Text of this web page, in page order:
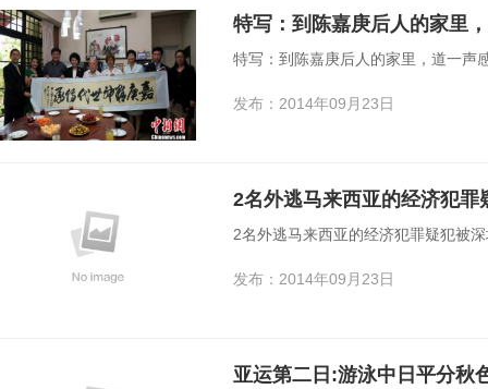
特写：到陈嘉庚后人的家里
特写：到陈嘉庚后人的家里，道一声
发布：2014年09月23日
2名外逃马来西亚的经济犯罪
2名外逃马来西亚的经济犯罪疑犯被
发布：2014年09月23日
亚运第二日:游泳中日平分秋